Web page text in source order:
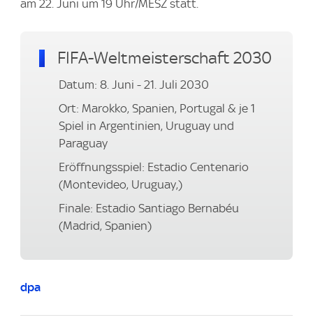
am 22. Juni um 19 Uhr/MESZ statt.
FIFA-Weltmeisterschaft 2030
Datum: 8. Juni - 21. Juli 2030
Ort: Marokko, Spanien, Portugal & je 1
Spiel in Argentinien, Uruguay und
Paraguay
Eröffnungsspiel: Estadio Centenario
(Montevideo, Uruguay,)
Finale: Estadio Santiago Bernabéu
(Madrid, Spanien)
dpa